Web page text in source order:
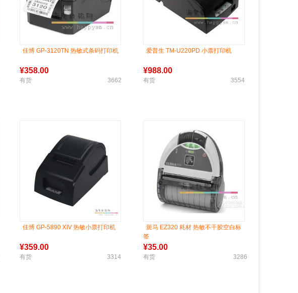
佳博 GP-3120TN 热敏式条码打印机
¥358.00
有货 3662
爱普生 TM-U220PD 小票打印机
¥988.00
有货 3554
佳博 GP-5890 XIV 热敏小票打印机
¥359.00
有货 3314
斑马 EZ320 耗材 热敏不干胶空白标
签
¥35.00
有货 3286